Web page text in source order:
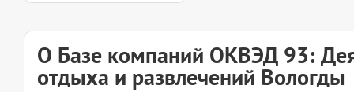
О Базе компаний ОКВЭД 93:
отдыха и развлечений Вологды